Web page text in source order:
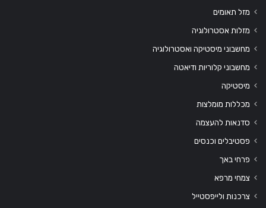
מזל תאומים
מזלות אסטרולוגיה
מחשבוני מיסטיקה ואסטרולוגיה
מחשבוני קלוריות ודיאטה
מיסטיקה
מכללות מומלצות
סדנאות להעצמה
פסטיבלים וכנסים
פרחי באך
צמחי מרפא
צרכנות ולייפסטייל